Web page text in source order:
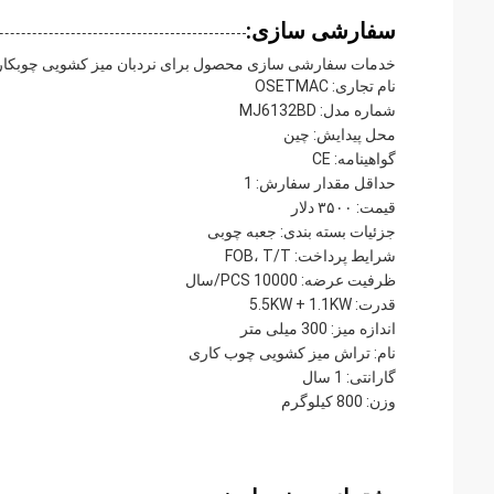
سفارشی سازی:
خدمات سفارشی سازی محصول برای نردبان میز کشویی
نام تجاری: OSETMAC
شماره مدل: MJ6132BD
محل پیدایش: چین
گواهینامه: CE
حداقل مقدار سفارش: 1
قیمت: ۳۵۰۰ دلار
جزئیات بسته بندی: جعبه چوبی
شرایط پرداخت: FOB، T/T
ظرفیت عرضه: 10000 PCS/سال
قدرت: 5.5KW + 1.1KW
اندازه میز: 300 میلی متر
نام: تراش میز کشویی چوب کاری
گارانتی: 1 سال
وزن: 800 کیلوگرم